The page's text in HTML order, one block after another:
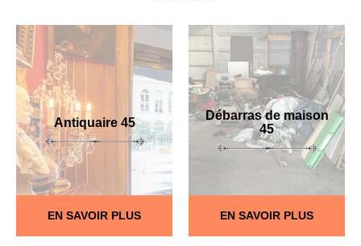
Antiquaire 45
EN SAVOIR PLUS
Débarras de maison
45
EN SAVOIR PLUS